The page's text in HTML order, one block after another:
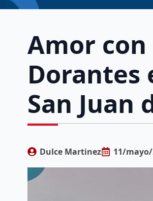
Amor
Dorantes
San Juan
Dulce Martinez 11/mayo/